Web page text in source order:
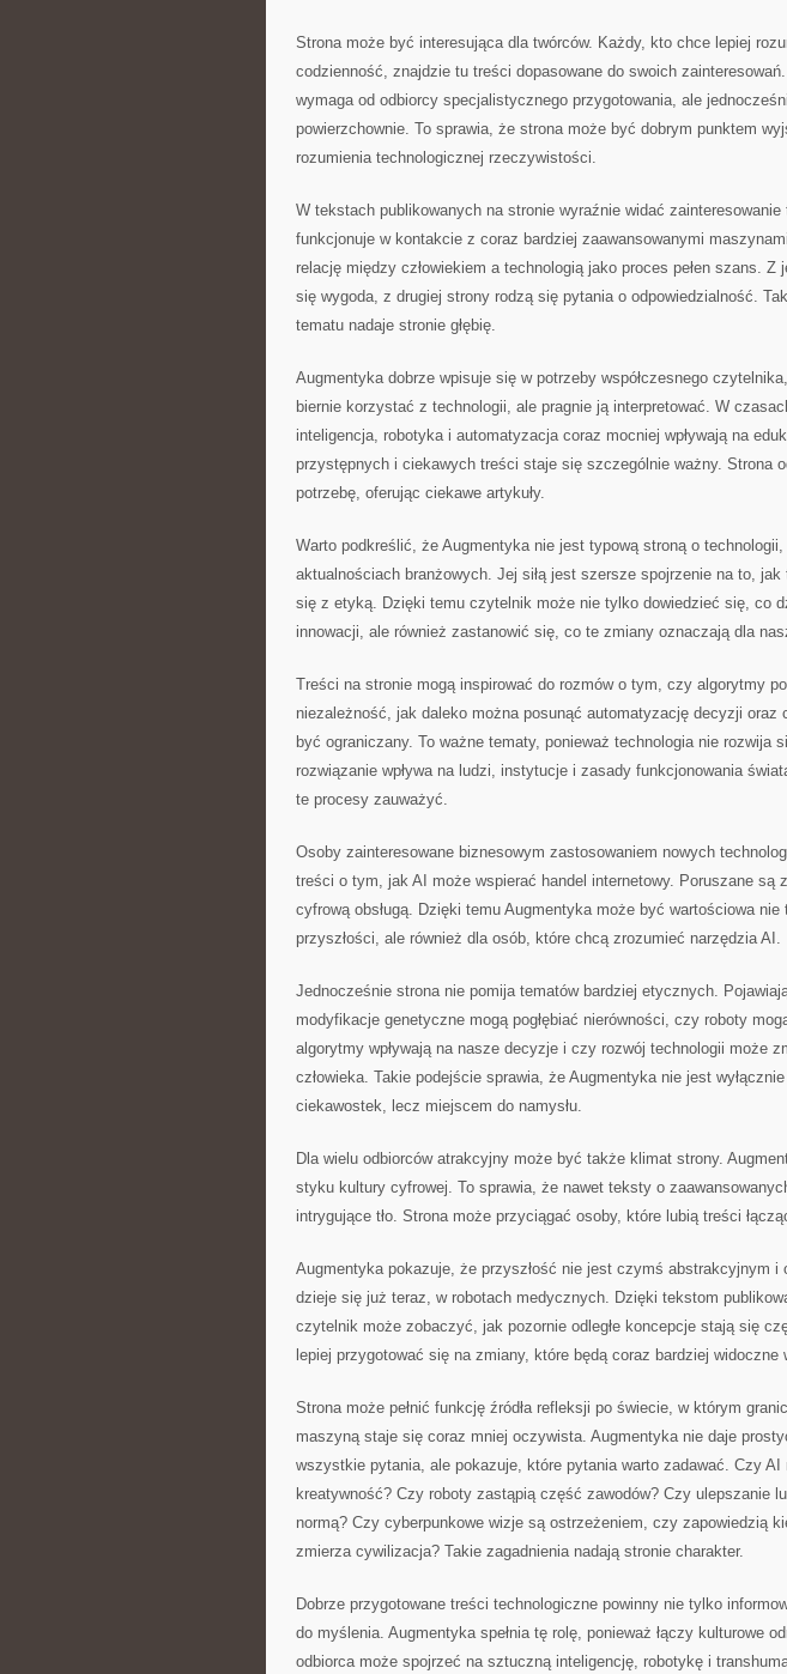
Strona może być interesująca dla twórców. Każdy, kto chce lepiej
codzienność, znajdzie tu treści dopasowane do swoich
wymaga od odbiorcy specjalistycznego przygotowania, ale
powierzchownie. To sprawia, że strona może być dobrym punktem
rozumienia technologicznej rzeczywistości.
W tekstach publikowanych na stronie wyraźnie widać zainteresowanie
funkcjonuje w kontakcie z coraz bardziej zaawansowanymi
relację między człowiekiem a technologią jako proces pełen szans. Z
się wygoda, z drugiej strony rodzą się pytania o odpowiedzialność.
tematu nadaje stronie głębię.
Augmentyka dobrze wpisuje się w potrzeby współczesnego
biernie korzystać z technologii, ale pragnie ją interpretować. W
inteligencja, robotyka i automatyzacja coraz mocniej wpływają na
przystępnych i ciekawych treści staje się szczególnie ważny. Strona
potrzebę, oferując ciekawe artykuły.
Warto podkreślić, że Augmentyka nie jest typową stroną o technologii,
aktualnościach branżowych. Jej siłą jest szersze spojrzenie na to, jak
się z etyką. Dzięki temu czytelnik może nie tylko dowiedzieć się, co
innowacji, ale również zastanowić się, co te zmiany oznaczają dla
Treści na stronie mogą inspirować do rozmów o tym, czy algorytmy
niezależność, jak daleko można posunąć automatyzację decyzji oraz
być ograniczany. To ważne tematy, ponieważ technologia nie rozwija
rozwiązanie wpływa na ludzi, instytucje i zasady funkcjonowania
te procesy zauważyć.
Osoby zainteresowane biznesowym zastosowaniem nowych
treści o tym, jak AI może wspierać handel internetowy. Poruszane są
cyfrową obsługą. Dzięki temu Augmentyka może być wartościowa
przyszłości, ale również dla osób, które chcą zrozumieć narzędzia AI.
Jednocześnie strona nie pomija tematów bardziej etycznych.
modyfikacje genetyczne mogą pogłębiać nierówności, czy roboty
algorytmy wpływają na nasze decyzje i czy rozwój technologii może
człowieka. Takie podejście sprawia, że Augmentyka nie jest
ciekawostek, lecz miejscem do namysłu.
Dla wielu odbiorców atrakcyjny może być także klimat strony.
styku kultury cyfrowej. To sprawia, że nawet teksty o
intrygujące tło. Strona może przyciągać osoby, które lubią treści
Augmentyka pokazuje, że przyszłość nie jest czymś abstrakcyjnym i
dzieje się już teraz, w robotach medycznych. Dzięki tekstom
czytelnik może zobaczyć, jak pozornie odległe koncepcje stają się
lepiej przygotować się na zmiany, które będą coraz bardziej widoczne
Strona może pełnić funkcję źródła refleksji po świecie, w którym
maszyną staje się coraz mniej oczywista. Augmentyka nie daje
wszystkie pytania, ale pokazuje, które pytania warto zadawać. Czy AI
kreatywność? Czy roboty zastąpią część zawodów? Czy ulepszanie
normą? Czy cyberpunkowe wizje są ostrzeżeniem, czy zapowiedzią
zmierza cywilizacja? Takie zagadnienia nadają stronie charakter.
Dobrze przygotowane treści technologiczne powinny nie tylko
do myślenia. Augmentyka spełnia tę rolę, ponieważ łączy kulturowe
odbiorca może spojrzeć na sztuczną inteligencję, robotykę i